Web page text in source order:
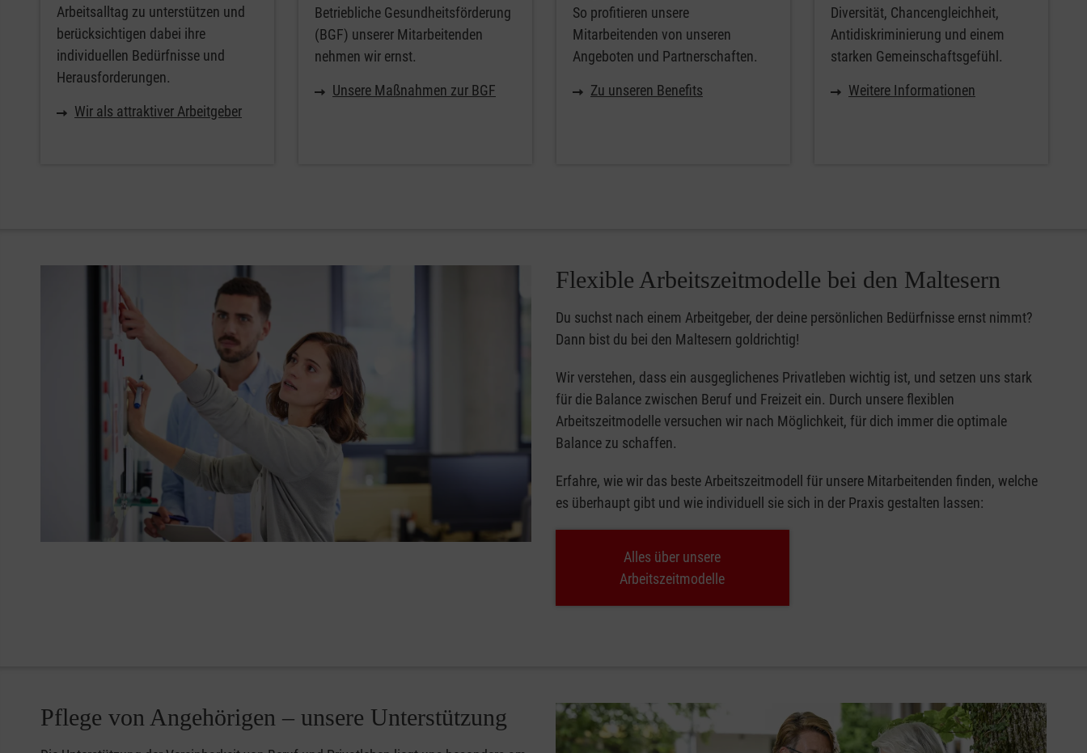
Arbeitsalltag zu unterstützen und
berücksichtigen dabei ihre
individuellen Bedürfnisse und
Herausforderungen.
Wir als attraktiver Arbeitgeber
Betriebliche Gesundheitsförderung
(BGF) unserer Mitarbeitenden
nehmen wir ernst.
Unsere Maßnahmen zur BGF
So profitieren unsere
Mitarbeitenden von unseren
Angeboten und Partnerschaften.
Zu unseren Benefits
Diversität, Chancengleichheit,
Antidiskriminierung und einem
starken Gemeinschaftsgefühl.
Weitere Informationen
Flexible Arbeitszeitmodelle bei den Maltesern
Du suchst nach einem Arbeitgeber, der deine persönlichen Bedürfnisse ernst nimmt?
Dann bist du bei den Maltesern goldrichtig!
Wir verstehen, dass ein ausgeglichenes Privatleben wichtig ist, und setzen uns stark
für die Balance zwischen Beruf und Freizeit ein. Durch unsere flexiblen
Arbeitszeitmodelle versuchen wir nach Möglichkeit, für dich immer die optimale
Balance zu schaffen.
Erfahre, wie wir das beste Arbeitszeitmodell für unsere Mitarbeitenden finden, welche
es überhaupt gibt und wie individuell sie sich in der Praxis gestalten lassen:
Alles über unsere
Arbeitszeitmodelle
Pflege von Angehörigen – unsere Unterstützung